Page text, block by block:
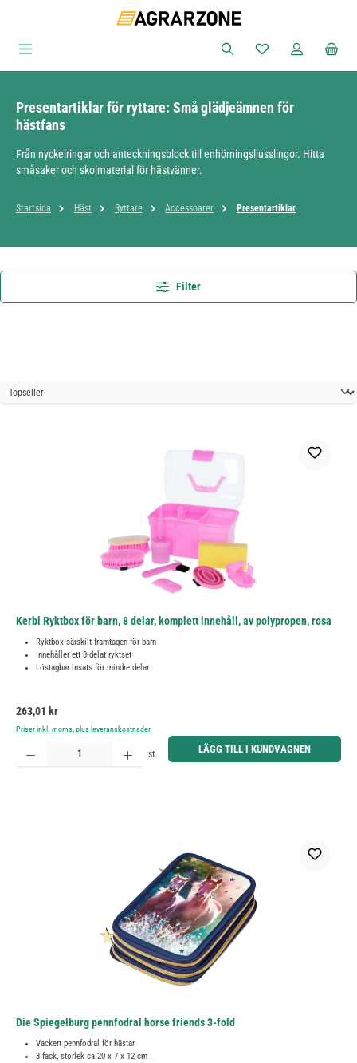
Du har 0 objekt i
Presentartiklar för ryttare: Små glädjeämnen för
hästfans
Från nyckelringar och anteckningsblock till enhörningsljusslingor. Hitta
småsaker och skolmaterial för hästvänner.
Startsida Häst Ryttare Accessoarer Presentartiklar
Filter
Kerbl Ryktbox för barn, 8 delar, komplett innehåll, av polypropen, rosa
Ryktbox särskilt framtagen för barn
Innehåller ett 8-delat ryktset
Löstagbar insats för mindre delar
Ordinarie pris:
263,01 kr
Priser inkl. moms, plus leveranskostnader
Produktkvantitet: Ange önskat belopp eller använd knapparna för att öka eller minska kvantiteten.
st. LÄGG TILL I KUNDVAGNEN
Die Spiegelburg pennfodral horse friends 3-fold
Vackert pennfodral för hästar
3 fack, storlek ca 20 x 7 x 12 cm